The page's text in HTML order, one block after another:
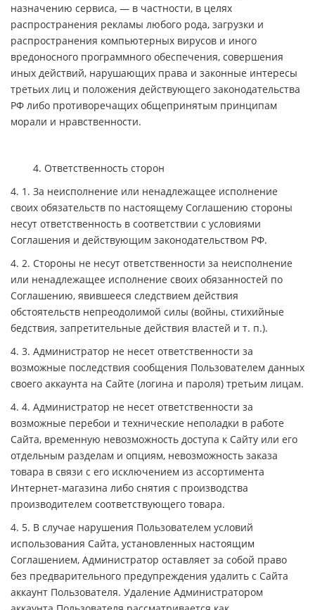
назначению сервиса, — в частности, в целях
распространения рекламы любого рода, загрузки и
распространения компьютерных вирусов и иного
вредоносного программного обеспечения, совершения
иных действий, нарушающих права и законные интересы
третьих лиц и положения действующего законодательства
РФ либо противоречащих общепринятым принципам
морали и нравственности.
4. Ответственность сторон
4. 1. За неисполнение или ненадлежащее исполнение
своих обязательств по настоящему Соглашению стороны
несут ответственность в соответствии с условиями
Соглашения и действующим законодательством РФ.
4. 2. Стороны не несут ответственности за неисполнение
или ненадлежащее исполнение своих обязанностей по
Соглашению, явившееся следствием действия
обстоятельств непреодолимой силы (войны, стихийные
бедствия, запретительные действия властей и т. п.).
4. 3. Администратор не несет ответственности за
возможные последствия сообщения Пользователем данных
своего аккаунта на Сайте (логина и пароля) третьим лицам.
4. 4. Администратор не несет ответственности за
возможные перебои и технические неполадки в работе
Сайта, временную невозможность доступа к Сайту или его
отдельным разделам и опциям, невозможность заказа
товара в связи с его исключением из ассортимента
Интернет-магазина либо снятия с производства
производителем соответствующего товара.
4. 5. В случае нарушения Пользователем условий
использования Сайта, установленных настоящим
Соглашением, Администратор оставляет за собой право
без предварительного предупреждения удалить с Сайта
аккаунт Пользователя. Удаление Администратором